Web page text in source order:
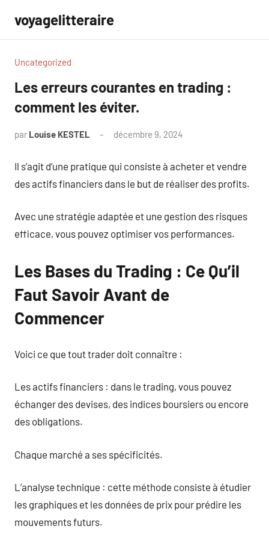
contenu
voyagelitteraire
Uncategorized
Les erreurs courantes en trading :
comment les éviter.
par Louise KESTEL décembre 9, 2024
Il s’agit d’une pratique qui consiste à acheter et vendre
des actifs financiers dans le but de réaliser des profits.
Avec une stratégie adaptée et une gestion des risques
efficace, vous pouvez optimiser vos performances.
Les Bases du Trading : Ce Qu’il
Faut Savoir Avant de
Commencer
Voici ce que tout trader doit connaître :
Les actifs financiers : dans le trading, vous pouvez
échanger des devises, des indices boursiers ou encore
des obligations.
Chaque marché a ses spécificités.
L’analyse technique : cette méthode consiste à étudier
les graphiques et les données de prix pour prédire les
mouvements futurs.